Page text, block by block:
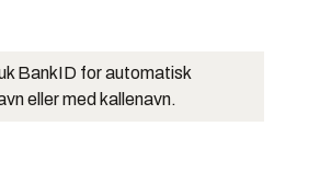
BankID for automatisk
eller med kallenavn.